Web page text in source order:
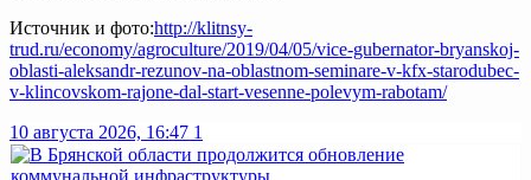
Источник и фото:http://klitnsy-
trud.ru/economy/agroculture/2019/04/05/vice-gubernator-bryanskoj-
oblasti-aleksandr-rezunov-na-oblastnom-seminare-v-kfx-starodubec-
v-klincovskom-rajone-dal-start-vesenne-polevym-rabotam/
10 августа 2026, 16:47 1